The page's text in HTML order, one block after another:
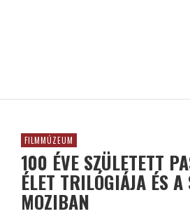
FILMMÚZEUM
100 ÉVE SZÜLETETT
ÉLET TRILÓGIÁJA ÉS
MOZIBAN